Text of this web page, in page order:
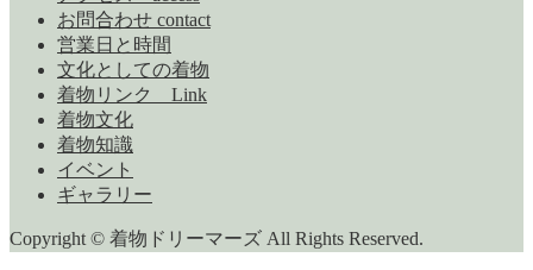
お問合わせ contact
営業日と時間
文化としての着物
着物リンク Link
着物文化
着物知識
イベント
ギャラリー
Copyright © 着物ドリーマーズ All Rights Reserved.